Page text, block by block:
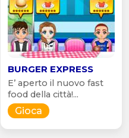
BURGER EXPRESS
E’ aperto il nuovo fast
food della città!...
Gioca